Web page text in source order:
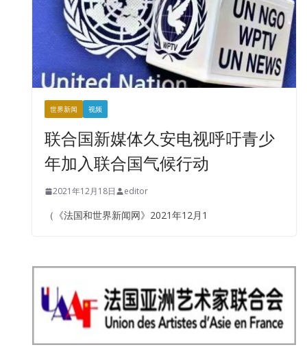
世界新闻 视频
联合国新媒体久安电视呼吁青少
年加入联合国气候行动
2021年12月18日 editor
（《法国和世界新闻网》2021年12月1